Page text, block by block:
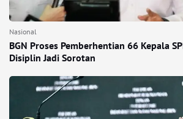
Nasional
BGN Proses Pemberhentian 66 Kepala
Disiplin Jadi Sorotan